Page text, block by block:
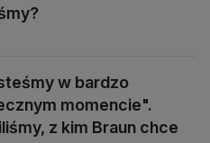
w bardzo
momencie".
z kim Braun chce